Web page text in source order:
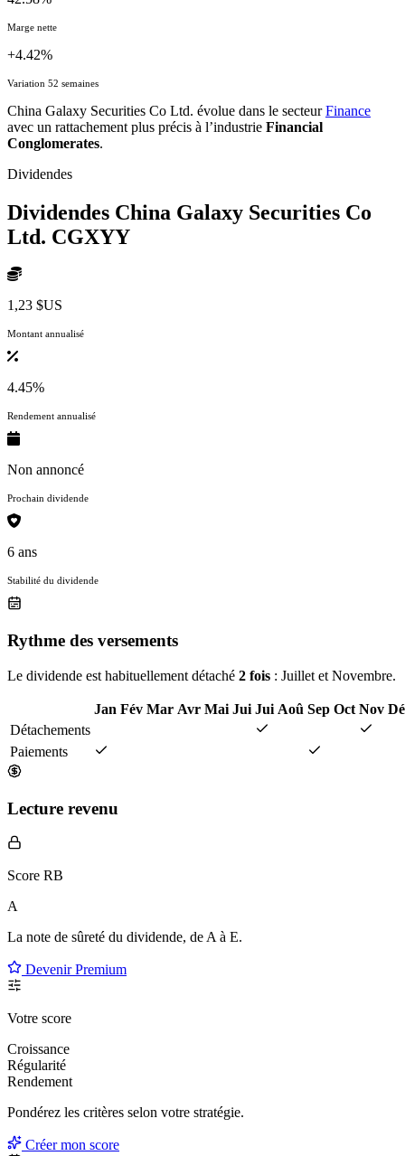
Marge nette
+4.42%
Variation 52 semaines
China Galaxy Securities Co Ltd. évolue dans le secteurFinance
avec un rattachement plus précis à l’industrie Financial
Conglomerates.
Dividendes
Dividendes China Galaxy Securities Co
Ltd. CGXYY
1,23 $US
Montant annualisé
4.45%
Rendement annualisé
Non annoncé
Prochain dividende
6 ans
Stabilité du dividende
Rythme des versements
Le dividende est habituellement détaché 2 fois : Juillet et Novembre.
Jan Fév Mar Avr Mai Jui Jui Aoû Sep Oct Nov
Détachements
Paiements
Lecture revenu
Score RB
A
La note de sûreté du dividende, de A à E.
Devenir Premium
Votre score
Croissance
Régularité
Rendement
Pondérez les critères selon votre stratégie.
Créer mon score